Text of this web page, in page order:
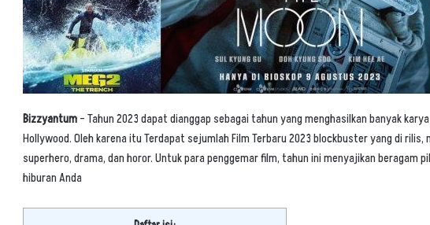
Bizzyantum– Tahun 2023 dapat dianggap sebagai tahun yang menghasilkan banyak
Hollywood. Oleh karena itu Terdapat sejumlahFilm Terbaru 2023blockbuster yang di rilis,
superhero, drama, dan horor. Untuk para penggemar film, tahun ini menyajikan beragam
hiburan Anda